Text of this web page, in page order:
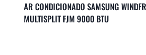
AR CONDICIONADO SAMSUNG
MULTISPLIT FJM 9000 BTU